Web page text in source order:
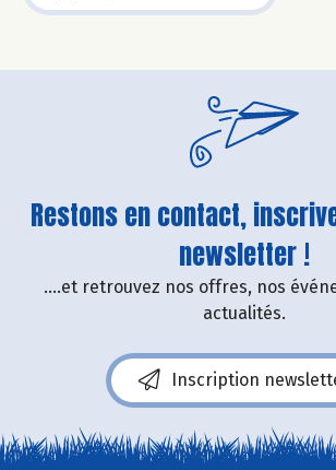
Restons en contact,
newsletter !
....et retrouvez nos offres, nos
actualités.
Inscription